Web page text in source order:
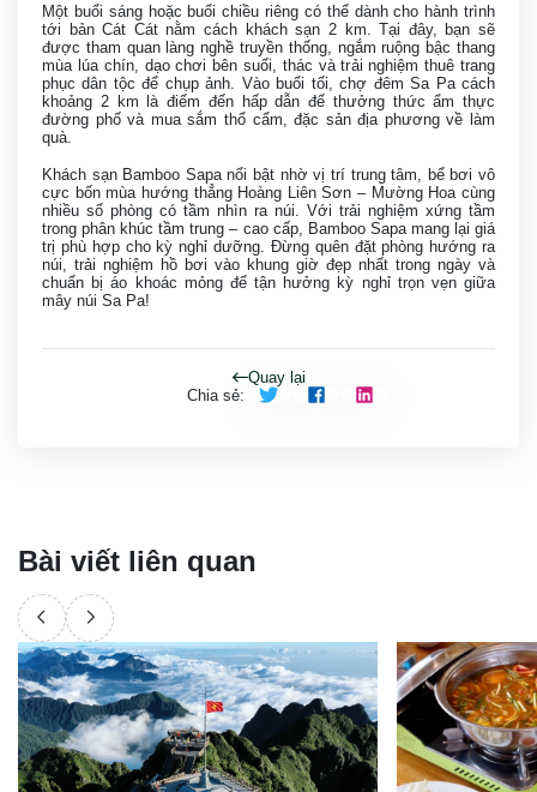
Một buổi sáng hoặc buổi chiều riêng có thể dành cho hành trình
tới bản Cát Cát nằm cách khách sạn 2 km. Tại đây, bạn sẽ
được tham quan làng nghề truyền thống, ngắm ruộng bậc thang
mùa lúa chín, dạo chơi bên suối, thác và trải nghiệm thuê trang
phục dân tộc để chụp ảnh. Vào buổi tối, chợ đêm Sa Pa cách
khoảng 2 km là điểm đến hấp dẫn để thưởng thức ẩm thực
đường phố và mua sắm thổ cẩm, đặc sản địa phương về làm
quà.
Khách sạn Bamboo Sapa nổi bật nhờ vị trí trung tâm, bể bơi vô
cực bốn mùa hướng thẳng Hoàng Liên Sơn – Mường Hoa cùng
nhiều số phòng có tầm nhìn ra núi. Với trải nghiệm xứng tầm
trong phân khúc tầm trung – cao cấp, Bamboo Sapa mang lại giá
trị phù hợp cho kỳ nghỉ dưỡng. Đừng quên đặt phòng hướng ra
núi, trải nghiệm hồ bơi vào khung giờ đẹp nhất trong ngày và
chuẩn bị áo khoác mỏng để tận hưởng kỳ nghỉ trọn vẹn giữa
mây núi Sa Pa!
Quay lại
Chia sẻ:
Bài viết liên quan